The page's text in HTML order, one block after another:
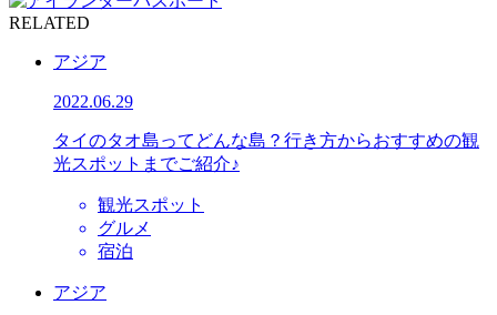
RELATED
アジア
2022.06.29
タイのタオ島ってどんな島？行き方からおすすめの観
光スポットまでご紹介♪
観光スポット
グルメ
宿泊
アジア